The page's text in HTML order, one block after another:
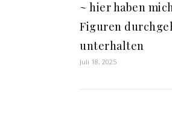
~ hier haben
Figuren
unterhalten
Juli 18, 2025